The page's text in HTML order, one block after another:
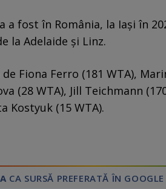
fost în România, la Iași în
la Adelaide și Linz.
Fiona Ferro (181 WTA),
(28 WTA), Jill Teichmann
Kostyuk (15 WTA).
CA SURSĂ PREFERATĂ ÎN GOOGLE